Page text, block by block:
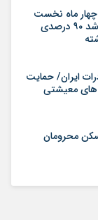
ماه نخست
امسال از ۱۴.۵ همت گذشت/ رشد ۹۰ درصدی
صادرات ایران/ حمایت
معیشتی
محرومان